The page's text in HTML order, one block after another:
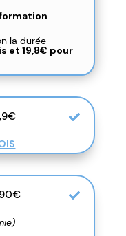
la durée
et 19,8€ pour